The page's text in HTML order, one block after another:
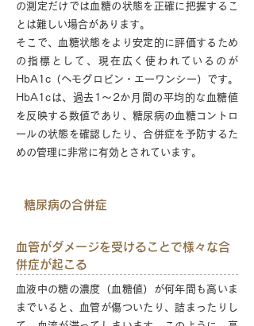
の測定だけでは血糖の状態を正確に把握するこ
とは難しい場合があります。
そこで、血糖状態をより安定的に評価するため
の指標として、現在広く使われているのが
HbA1c（ヘモグロビン・エーワンシー）です。
HbA1cは、過去1〜2か月間の平均的な血糖値
を反映する数値であり、糖尿病の血糖コントロ
ールの状態を確認したり、合併症を予防するた
めの管理に非常に有効とされています。
糖尿病の合併症
血管がダメージを受けることで様々な合
併症が起こる
血液中の糖の濃度（血糖値）が何年間も高いま
までいると、血管が傷ついたり、詰まったりし